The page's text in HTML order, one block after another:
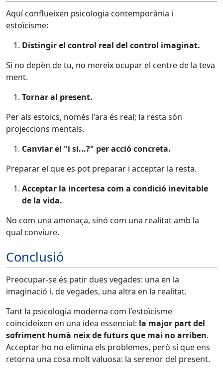
Aquí conflueixen psicologia contemporània i
estoïcisme:
Distingir el control real del control imaginat.
Si no depèn de tu, no mereix ocupar el centre de la teva
ment.
Tornar al present.
Per als estoics, només l'ara és real; la resta són
projeccions mentals.
Canviar el "i si...?" per acció concreta.
Preparar el que es pot preparar i acceptar la resta.
Acceptar la incertesa com a condició inevitable
de la vida.
No com una amenaça, sinó com una realitat amb la
qual conviure.
Conclusió
Preocupar-se és patir dues vegades: una en la
imaginació i, de vegades, una altra en la realitat.
Tant la psicologia moderna com l'estoïcisme
coincideixen en una idea essencial: la major part del
sofriment humà neix de futurs que mai no arriben.
Acceptar-ho no elimina els problemes, però sí que ens
retorna una cosa molt valuosa: la serenor del present.